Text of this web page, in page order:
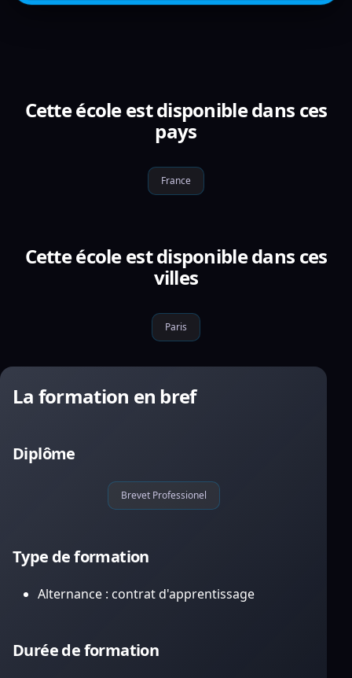
Cette école est disponible dans ces
pays
France
Cette école est disponible dans ces
villes
Paris
La formation en bref
Diplôme
Brevet Professionel
Type de formation
Alternance : contrat d'apprentissage
Durée de formation